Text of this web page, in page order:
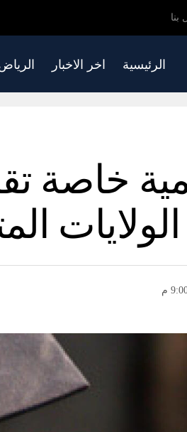
بنا
الرئيسية اخر الاخبار
خاصة